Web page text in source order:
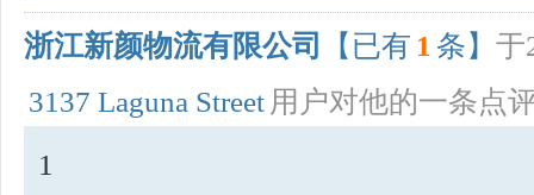
浙江新颜物流有限公司 【已有 1 条】 于
3137 Laguna Street 用户对他的一条点
1